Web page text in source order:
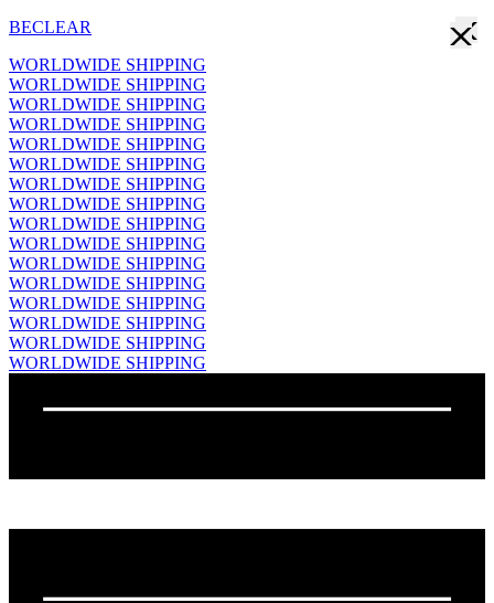
BECLEAR
WORLDWIDE SHIPPING
WORLDWIDE SHIPPING
WORLDWIDE SHIPPING
WORLDWIDE SHIPPING
WORLDWIDE SHIPPING
WORLDWIDE SHIPPING
WORLDWIDE SHIPPING
WORLDWIDE SHIPPING
WORLDWIDE SHIPPING
WORLDWIDE SHIPPING
WORLDWIDE SHIPPING
WORLDWIDE SHIPPING
WORLDWIDE SHIPPING
WORLDWIDE SHIPPING
WORLDWIDE SHIPPING
WORLDWIDE SHIPPING